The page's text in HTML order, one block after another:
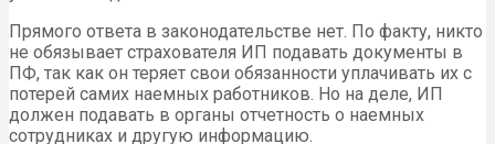
Прямого ответа в законодательстве нет. По факту, никто
не обязывает страхователя ИП подавать документы в
ПФ, так как он теряет свои обязанности уплачивать их с
потерей самих наемных работников. Но на деле, ИП
должен подавать в органы отчетность о наемных
сотрудниках и другую информацию.